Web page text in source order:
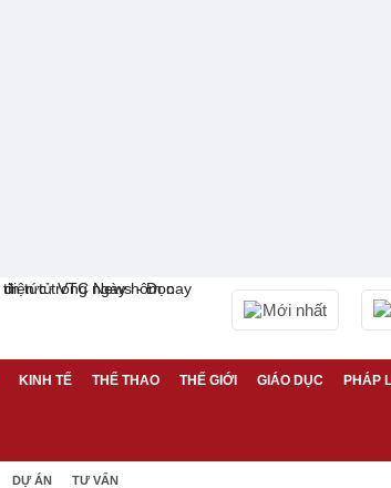
Mới nhất
KINH TẾ THỂ THAO THẾ GIỚI GIÁO DỤC PHÁP
DỰ ÁN TƯ VẤN